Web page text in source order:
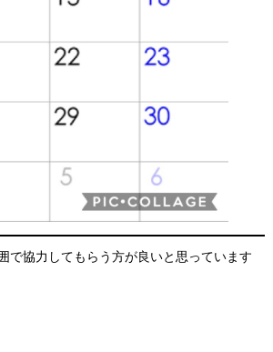
で協力してもらう方が良いと思っています